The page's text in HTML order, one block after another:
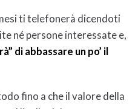
ti telefonerà dicendoti
né persone interessate e,
di abbassare un po’ il
fino a che il valore della